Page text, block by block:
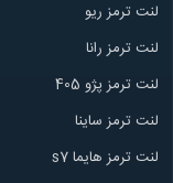
لنت ترمز ریو
لنت ترمز رانا
لنت ترمز پژو 405
لنت ترمز ساینا
لنت ترمز هایما s7